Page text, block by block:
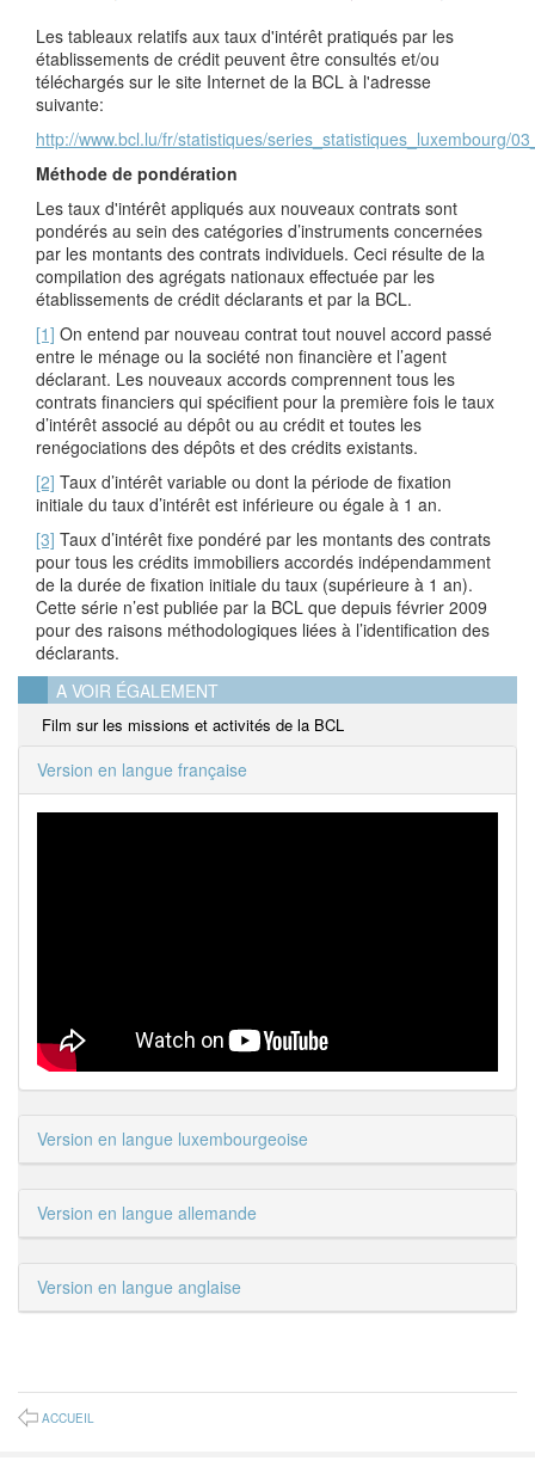
Les tableaux relatifs aux taux d'intérêt pratiqués par les
établissements de crédit peuvent être consultés et/ou
téléchargés sur le site Internet de la BCL à l'adresse
suivante:
http://www.bcl.lu/fr/statistiques/series_statistiques_luxembourg/
Méthode de pondération
Les taux d'intérêt appliqués aux nouveaux contrats sont
pondérés au sein des catégories d’instruments concernées
par les montants des contrats individuels. Ceci résulte de la
compilation des agrégats nationaux effectuée par les
établissements de crédit déclarants et par la BCL.
[1] On entend par nouveau contrat tout nouvel accord passé
entre le ménage ou la société non financière et l’agent
déclarant. Les nouveaux accords comprennent tous les
contrats financiers qui spécifient pour la première fois le taux
d’intérêt associé au dépôt ou au crédit et toutes les
renégociations des dépôts et des crédits existants.
[2] Taux d’intérêt variable ou dont la période de fixation
initiale du taux d’intérêt est inférieure ou égale à 1 an.
[3] Taux d’intérêt fixe pondéré par les montants des contrats
pour tous les crédits immobiliers accordés indépendamment
de la durée de fixation initiale du taux (supérieure à 1 an).
Cette série n’est publiée par la BCL que depuis février 2009
pour des raisons méthodologiques liées à l’identification des
déclarants.
A VOIR ÉGALEMENT
Film sur les missions et activités de la BCL
Version en langue française
Version en langue luxembourgeoise
Version en langue allemande
Version en langue anglaise
ACCUEIL